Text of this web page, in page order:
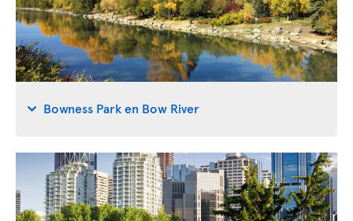
Bowness Park en Bow River